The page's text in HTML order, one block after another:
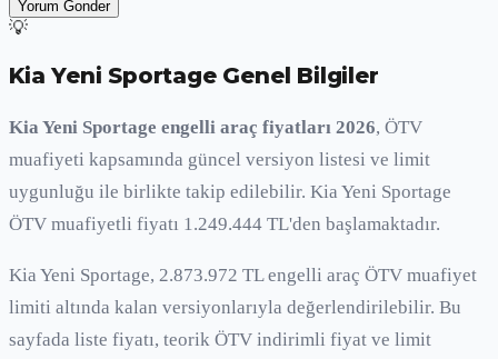
Yorum Gonder
💡
Kia Yeni SportageGenel Bilgiler
Kia Yeni Sportage engelli araç fiyatları 2026, ÖTV
muafiyeti kapsamında güncel versiyon listesi ve limit
uygunluğu ile birlikte takip edilebilir. Kia Yeni Sportage
ÖTV muafiyetli fiyatı 1.249.444 TL'den başlamaktadır.
Kia Yeni Sportage, 2.873.972 TL engelli araç ÖTV muafiyet
limiti altında kalan versiyonlarıyla değerlendirilebilir. Bu
sayfada liste fiyatı, teorik ÖTV indirimli fiyat ve limit